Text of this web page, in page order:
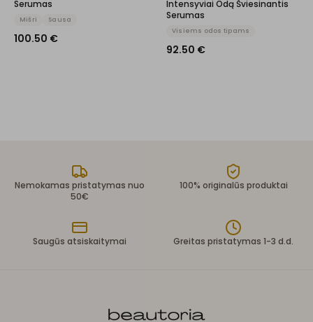
Serumas
Mišri Sausa
100.50 €
Intensyviai Odą Šviesinantis
Serumas
Visiems odos tipams
92.50 €
Nemokamas pristatymas nuo
50€
100% originalūs produktai
Saugūs atsiskaitymai Greitas pristatymas 1-3 d.d.